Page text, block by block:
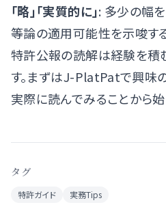
「略」「実質的に」: 多少の幅
等論の適用可能性を示唆す
特許公報の読解は経験を積
す。まずはJ-PlatPatで興味
実際に読んでみることから始
タグ
特許ガイド 実務Tips